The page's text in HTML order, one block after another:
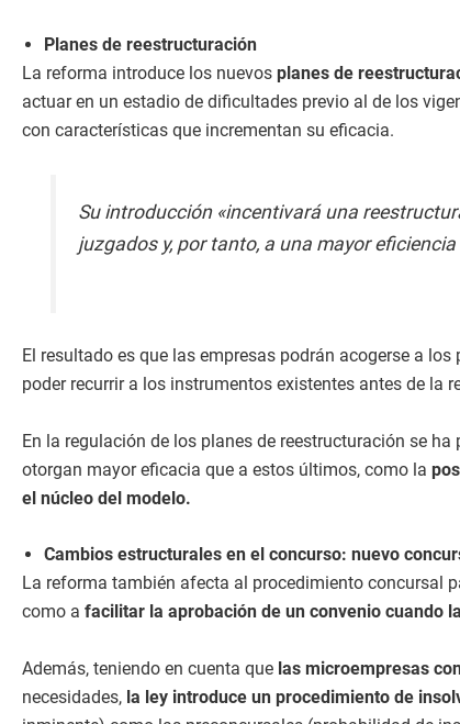
Planes de reestructuración
La reforma introduce los nuevos planes de
actuar en un estadio de dificultades previo al de los
con características que incrementan su eficacia.
Su introducción «incentivará una
juzgados y, por tanto, a una mayor
El resultado es que las empresas podrán acogerse a
poder recurrir a los instrumentos existentes antes de la
En la regulación de los planes de reestructuración se
otorgan mayor eficacia que a estos últimos, como la
el núcleo del modelo.
Cambios estructurales en el concurso: nuevo
La reforma también afecta al procedimiento concursal
como a facilitar la aprobación de un convenio cuando
Además, teniendo en cuenta que las microempresas
necesidades, la ley introduce un procedimiento de